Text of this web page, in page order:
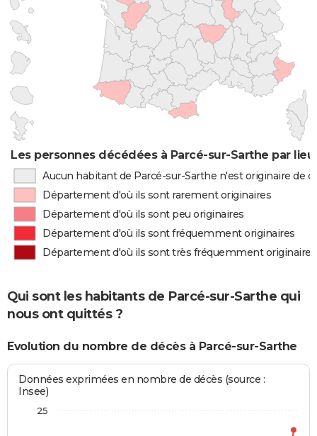
Les personnes décédées à Parcé-sur-Sarthe par
Aucun habitant de Parcé-sur-Sarthe n'est originaire de
Département d'où ils sont rarement originaires
Département d'où ils sont peu originaires
Département d'où ils sont fréquemment originaires
Département d'où ils sont très fréquemment originaires
Qui sont les habitants de Parcé-sur-Sarthe qui
nous ont quittés ?
Evolution du nombre de décès à Parcé-sur-Sarthe
Données exprimées en nombre de décès (source :
Insee)
25